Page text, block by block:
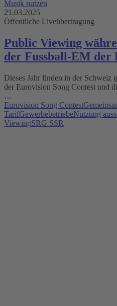
Musik nutzen
21.03.2025
Öffentliche Liveübertragung
Public Viewing
der Fussball-EM der
Dieses Jahr finden in der Schweiz
der Eurovision Song Contest und
…
Eurovision Song Contest
TarifGewerbebetriebeNutzung
ViewingSRG SSR